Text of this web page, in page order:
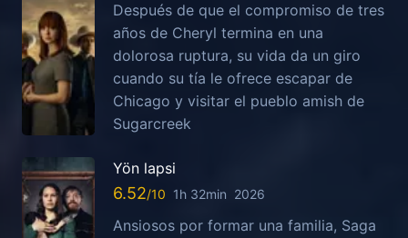
Después de que el compromiso de tres
años de Cheryl termina en una
dolorosa ruptura, su vida da un giro
cuando su tía le ofrece escapar de
Chicago y visitar el pueblo amish de
Sugarcreek
Yön lapsi
6.52 1h 32min 2026
Ansiosos por formar una familia, Saga